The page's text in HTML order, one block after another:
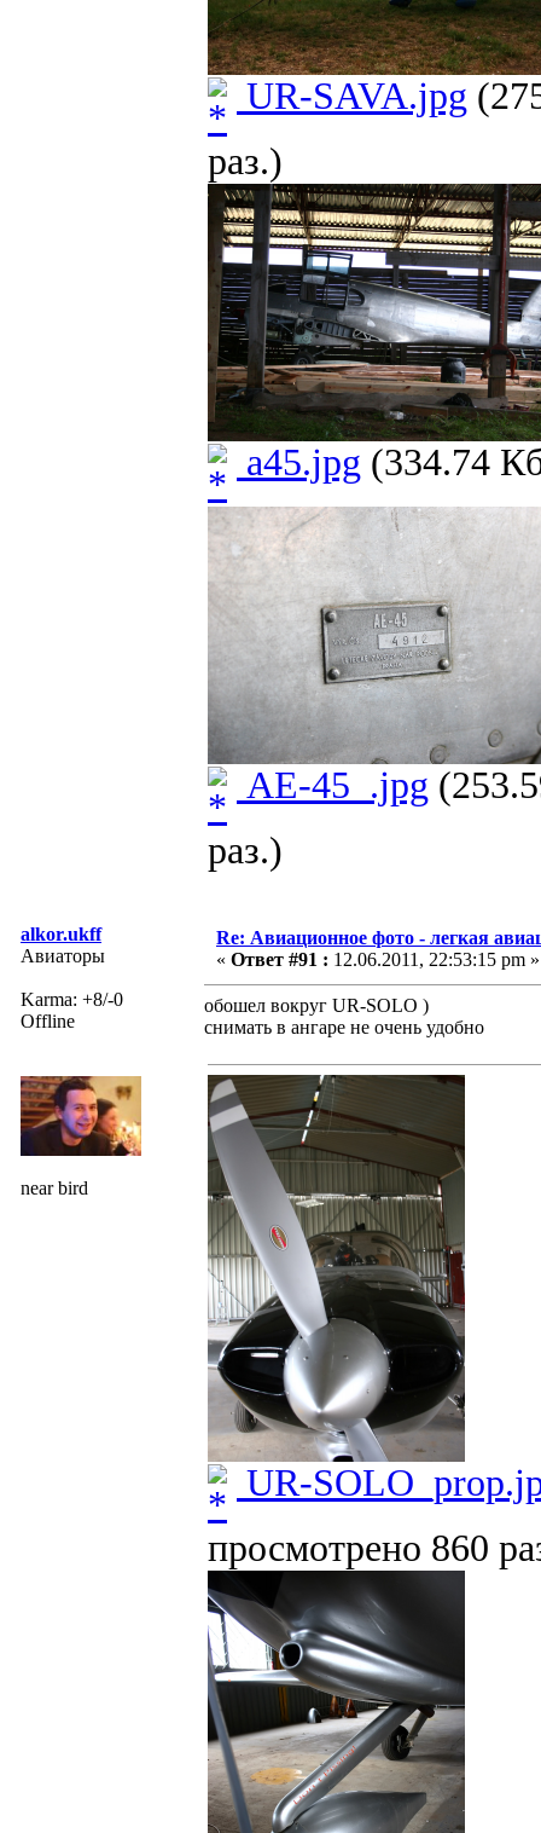
UR-SAVA.jpg
раз.)
a45.jpg (334.74
AE-45_.jpg
раз.)
alkor.ukff
Авиаторы
Karma: +8/-0
Offline
near bird
Re: Авиационное фото - легкая
« Ответ #91 : 12.06.2011, 22:53:15 pm »
обошел вокруг UR-SOLO )
снимать в ангаре не очень удобно
UR-
просмотрено 860